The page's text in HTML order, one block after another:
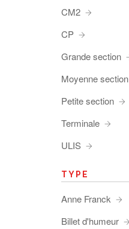
CM2
CP
Grande section
Moyenne section
Petite section
Terminale
ULIS
TYPE
Anne Franck
Billet d'humeur